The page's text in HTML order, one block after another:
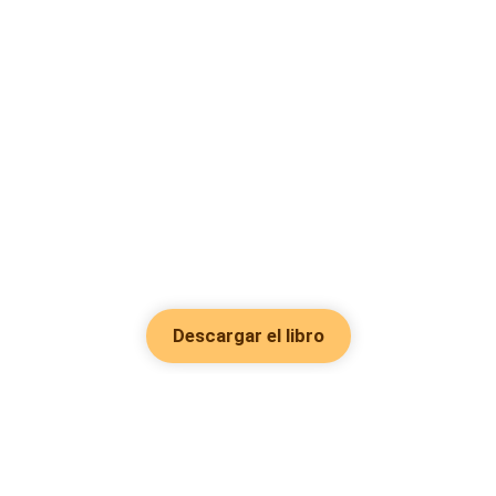
Descargar el libro